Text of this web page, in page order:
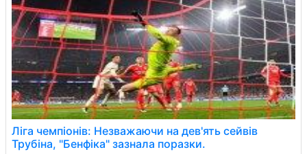
Ліга чемпіонів: Незважаючи на дев'ять сейвів
Трубіна, "Бенфіка" зазнала поразки.